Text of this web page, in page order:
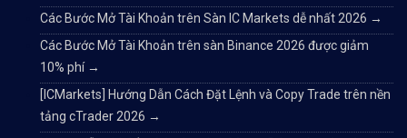
Các Bước Mở Tài Khoản trên Sàn IC Markets dễ nhất 2026 →
Các Bước Mở Tài Khoản trên sàn Binance 2026 được giảm
10% phí →
[ICMarkets] Hướng Dẫn Cách Đặt Lệnh và Copy Trade trên nền
tảng cTrader 2026 →